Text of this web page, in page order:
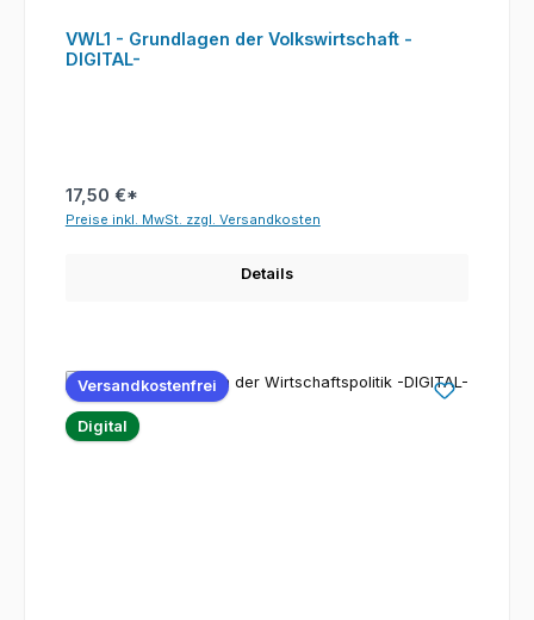
VWL1 - Grundlagen der Volkswirtschaft -
DIGITAL-
17,50 €*
Preise inkl. MwSt. zzgl. Versandkosten
Details
Versandkostenfrei
Digital